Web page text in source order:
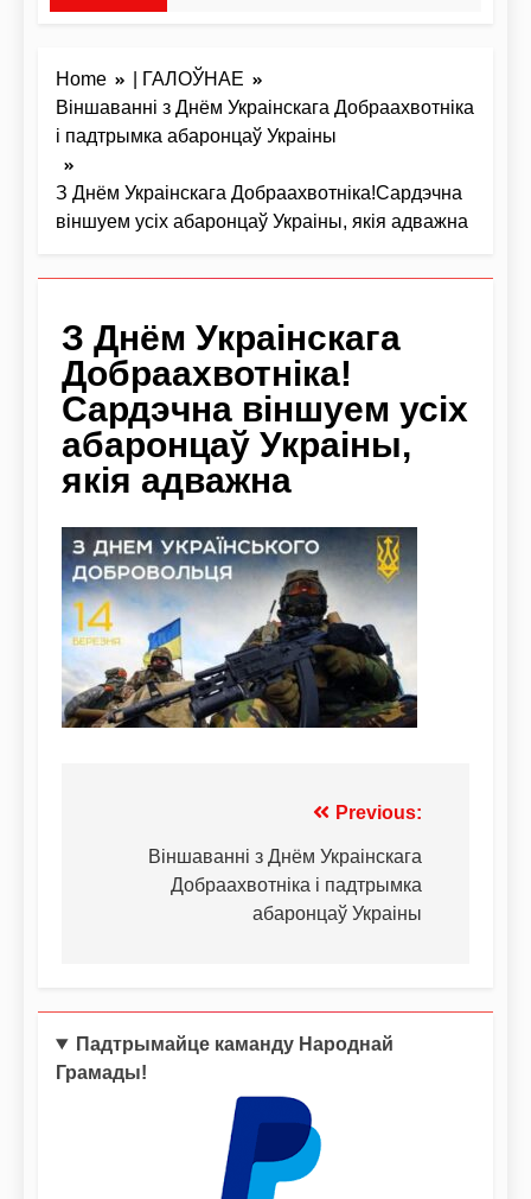
Home
| ГАЛОЎНАЕ
Віншаванні з Днём Украінскага Добраахвотніка
і падтрымка абаронцаў Украіны
З Днём Украінскага Добраахвотніка!Сардэчна
віншуем усіх абаронцаў Украіны, якія адважна
З Днём Украінскага
Добраахвотніка!
Сардэчна віншуем усіх
абаронцаў Украіны,
якія адважна
Previous:
Віншаванні з Днём Украінскага
Добраахвотніка і падтрымка
абаронцаў Украіны
Падтрымайце каманду Народнай
Грамады!